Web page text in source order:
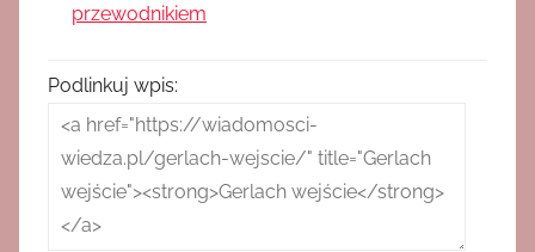
przewodnikiem
Podlinkuj wpis: